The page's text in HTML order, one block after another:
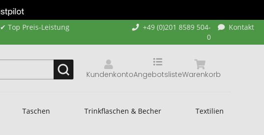
✔ Top Preis-Leistung
+49 (0)201 8589 504-
0
Kontakt
Kundenkonto Warenkorb
Angebotsliste
Taschen Trinkflaschen & Becher Textilien